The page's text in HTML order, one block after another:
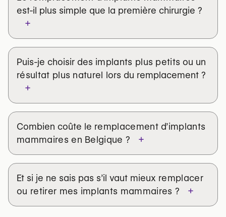
est-il plus simple que la première chirurgie ?
+
Puis-je choisir des implants plus petits ou un
résultat plus naturel lors du remplacement ?
+
Combien coûte le remplacement d’implants
mammaires en Belgique ? +
Et si je ne sais pas s’il vaut mieux remplacer
ou retirer mes implants mammaires ? +